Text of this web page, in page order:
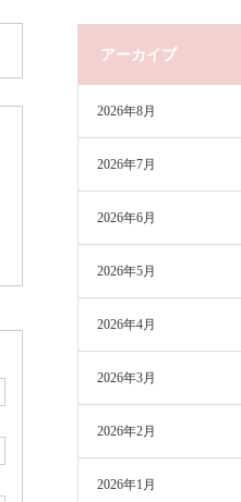
アーカイブ
2026年8月
2026年7月
2026年6月
2026年5月
2026年4月
2026年3月
2026年2月
2026年1月